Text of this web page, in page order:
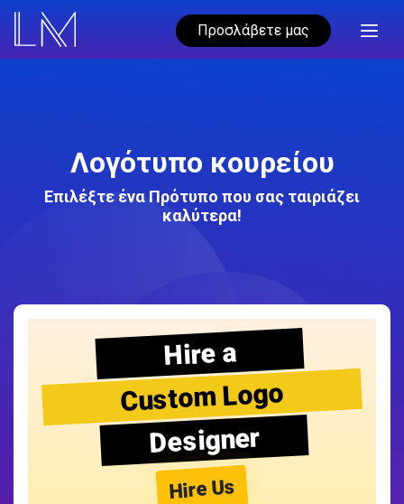
Προσλάβετε μας
Λογότυπο κουρείου
Επιλέξτε ένα Πρότυπο που σας ταιριάζει
καλύτερα!
Hire a
Custom Logo
Designer
Hire Us